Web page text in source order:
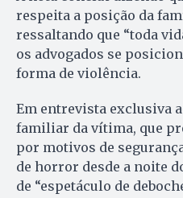
respeita a posição da
ressaltando que “toda
os advogados se
forma de violência.
Em entrevista exclusiva
familiar da vítima, que
por motivos de
de horror desde a noite
de “espetáculo de